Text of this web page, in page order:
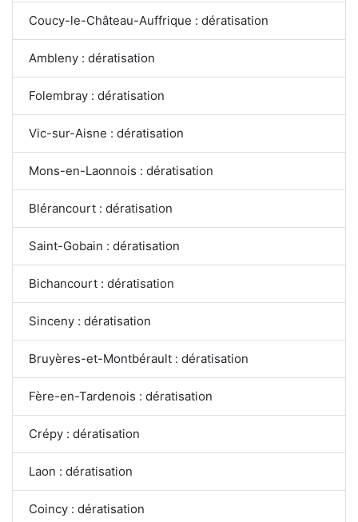
Coucy-le-Château-Auffrique : dératisation
Ambleny : dératisation
Folembray : dératisation
Vic-sur-Aisne : dératisation
Mons-en-Laonnois : dératisation
Blérancourt : dératisation
Saint-Gobain : dératisation
Bichancourt : dératisation
Sinceny : dératisation
Bruyères-et-Montbérault : dératisation
Fère-en-Tardenois : dératisation
Crépy : dératisation
Laon : dératisation
Coincy : dératisation